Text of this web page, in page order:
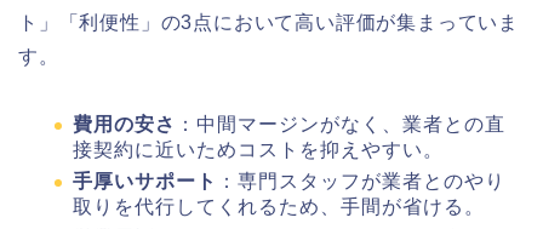
ト」「利便性」の3点において高い評価が集まっていま
す。
費用の安さ ：中間マージンがなく、業者との直
接契約に近いためコストを抑えやすい。
手厚いサポート
：専門スタッフが業者とのやり
取りを代行してくれるため、手間が省ける。